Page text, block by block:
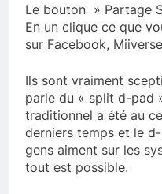
Le bouton » Partage
En un clique ce que
sur Facebook,
Ils sont vraiment
parle du « split d-pad
traditionnel a été au
derniers temps et le
gens aiment sur les
tout est possible.